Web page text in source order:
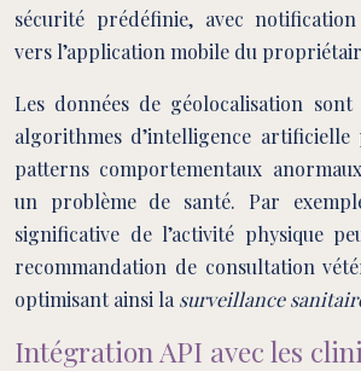
sécurité prédéfinie, avec
vers l’application mobile du
Les données de géolocalisation sont
algorithmes d’intelligence
patterns comportementaux
un problème de santé. Par
significative de l’activité physique
recommandation de consultation
optimisant ainsi la surveillance
Intégration API avec les